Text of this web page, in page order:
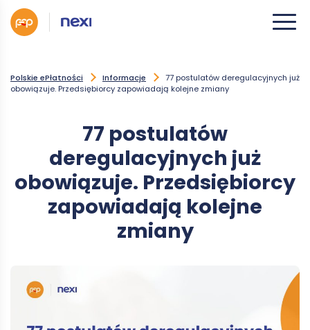
Polskie ePłatności Informacje
77 postulatów deregulacyjnych już
obowiązuje. Przedsiębiorcy zapowiadają kolejne zmiany
77 postulatów
deregulacyjnych już
obowiązuje. Przedsiębiorcy
zapowiadają kolejne
zmiany